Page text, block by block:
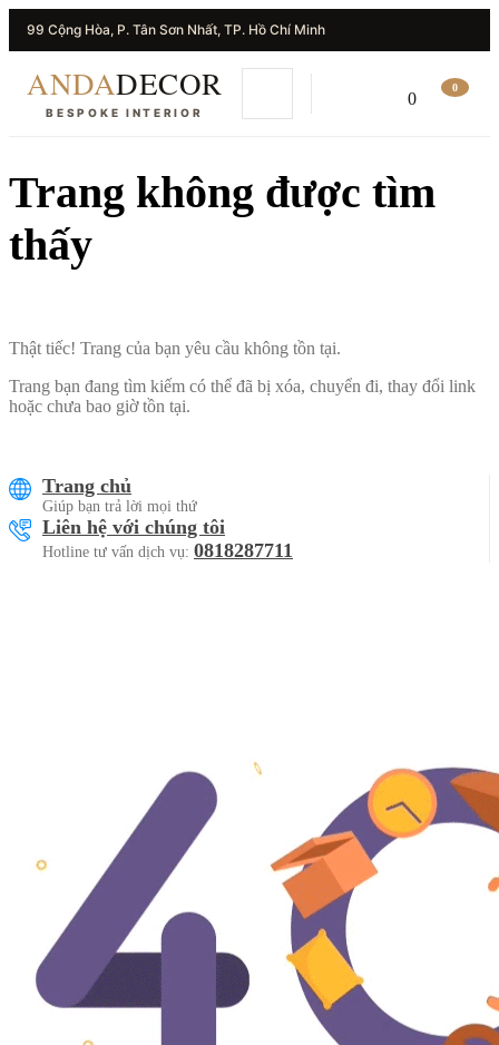
99 Cộng Hòa, P. Tân Sơn Nhất, TP. Hồ Chí Minh
ANDADECOR
BESPOKE INTERIOR
0
0
Trang không được tìm
thấy
Thật tiếc! Trang của bạn yêu cầu không tồn tại.
Trang bạn đang tìm kiếm có thể đã bị xóa, chuyển đi, thay đổi link
hoặc chưa bao giờ tồn tại.
Trang chủ
Giúp bạn trả lời mọi thứ
Liên hệ với chúng tôi
Hotline tư vấn dịch vụ: 0818287711